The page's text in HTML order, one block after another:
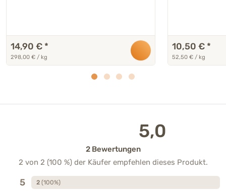
14,90 € *
298,00 € / kg
10,50 € *
52,50 € / kg
5,0
2 Bewertungen
2 von 2 (100 %) der Käufer empfehlen dieses Produkt.
5 2 (100%)